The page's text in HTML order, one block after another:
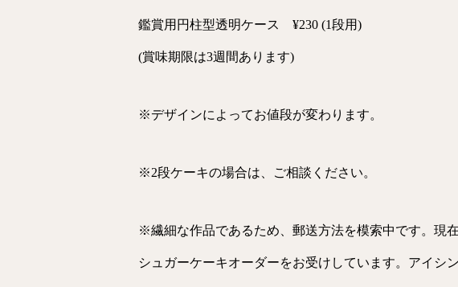
鑑賞用円柱型透明ケース ¥230 (1段用)
(賞味期限は3週間あります)
※デザインによってお値段が変わります。
※2段ケーキの場合は、ご相談ください。
※繊細な作品であるため、郵送方法を模索中です。現
シュガーケーキオーダーをお受けしています。アイシ